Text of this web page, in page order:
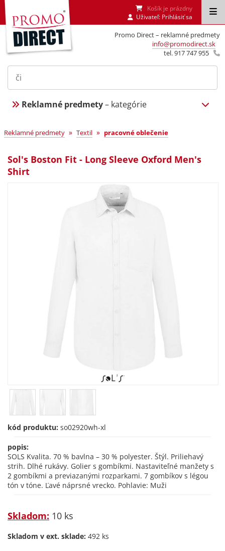
Promo Direct – reklamné predmety
info@promodirect.sk
tel. 917 747 955
Košík je prázdny
Uživateľ: Prihlásiť sa
Reklamné predmety– kategórie
Reklamné predmety » Textil » pracovné oblečenie
Sol's Boston Fit - Long Sleeve Oxford Men's
Shirt
kód produktu: so02920wh-xl
popis:
SOLS Kvalita. 70 % bavlna – 30 % polyester. Štýl. Priliehavý
strih. Dlhé rukávy. Golier s gombíkmi. Nastaviteľné manžety s
2 gombíkmi a previazanými rozparkami. 7 gombíkov s légou
tón v tóne. Ľavé náprsné vrecko. Pohlavie: Muži
Skladom: 10 ks
Skladom v ext. sklade: 492 ks